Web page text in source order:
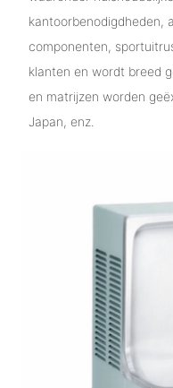
kantoorbenodigdheden,
componenten,
klanten en wordt breed
en matrijzen worden
Japan, enz.